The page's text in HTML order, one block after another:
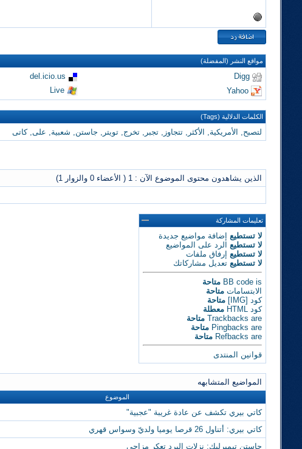
مواقع النشر (المفضلة)
Digg
del.icio.us
Yahoo
Live
الكلمات الدلالية (Tags)
لتصبح, الأمريكية, الأكثر , تتجاوز , تجبر , تخرج, تويتر , جاستن, شعبية, على,كاتى
الذين يشاهدون محتوى الموضوع الآن : 1 ( الأعضاء 0 والزوار 1)
تعليمات المشاركة
لا تستطيعإضافة مواضيع جديدة
لا تستطيعالرد على المواضيع
لا تستطيعإرفاق ملفات
لا تستطيعتعديل مشاركاتك
BB code is
متاحة
الابتسامات متاحة
كود [IMG]
متاحة
كود HTML
معطلة
Trackbacks are
متاحة
Pingbacks are
متاحة
Refbacks are متاحة
قوانين المنتدى
المواضيع المتشابهه
الموضوع
كاتي بيري تكشف عن عادة غريبة "عجبية"
كاتي بيري: أتناول 26 قرصا يوميا ولديّ وسواس قهري
جاستن تيمبرليك: نزلات البرد تعكر مزاجي